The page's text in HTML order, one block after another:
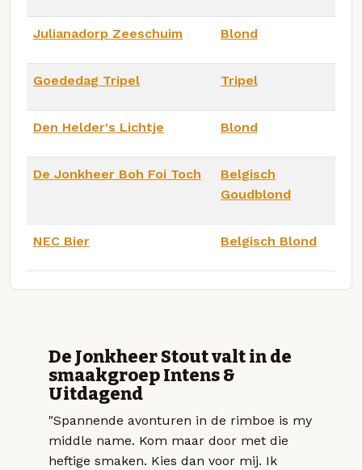
Julianadorp Zeeschuim Blond
Goededag Tripel Tripel
Den Helder's Lichtje Blond
De Jonkheer Boh Foi Toch
Belgisch
Goudblond
NEC Bier Belgisch Blond
De Jonkheer Stout valt in de
smaakgroep Intens &
Uitdagend
"Spannende avonturen in de rimboe is my
middle name. Kom maar door met die
heftige smaken. Kies dan voor mij. Ik